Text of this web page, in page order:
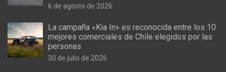
6 de agosto de 2026
La campaña «Kia In» es reconocida entre los 10
mejores comerciales de Chile elegidos por las
personas
30 de julio de 2026